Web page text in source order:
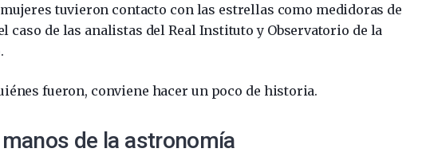
tuvieron contacto con las estrellas como medidoras de
caso de las analistas del Real Instituto y Observatorio de la
fueron, conviene hacer un poco de historia.
de la astronomía